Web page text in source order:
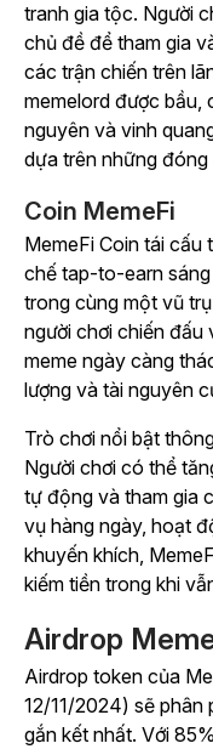
tranh gia tộc. Người
chủ đề để tham gia
các trận chiến trên
memelord được bầu,
nguyên và vinh
dựa trên những
Coin MemeFi
MemeFi Coin tái cấu
chế tap-to-earn
trong cùng một vũ
người chơi chiến đấu
meme ngày càng
lượng và tài nguyên
Trò chơi nổi bật
Người chơi có thể
tự động và tham gia
vụ hàng ngày, hoạt
khuyến khích,
kiếm tiền trong khi
Airdrop
Airdrop token của
12/11/2024) sẽ phân
gắn kết nhất. Với